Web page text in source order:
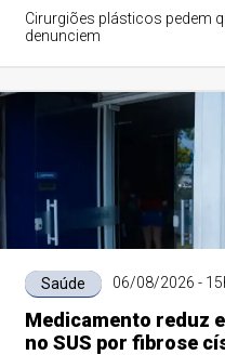
Cirurgiões plásticos pedem
denunciem
Saúde 06/08/2026 -
Medicamento reduz
no SUS por fibrose